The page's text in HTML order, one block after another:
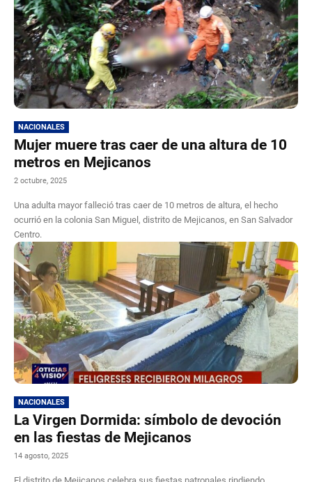
NACIONALES
Mujer muere tras caer de una altura de 10
metros en Mejicanos
2 octubre, 2025
Una adulta mayor falleció tras caer de 10 metros de altura, el hecho
ocurrió en la colonia San Miguel, distrito de Mejicanos, en San Salvador
Centro.
NACIONALES
La Virgen Dormida: símbolo de devoción
en las fiestas de Mejicanos
14 agosto, 2025